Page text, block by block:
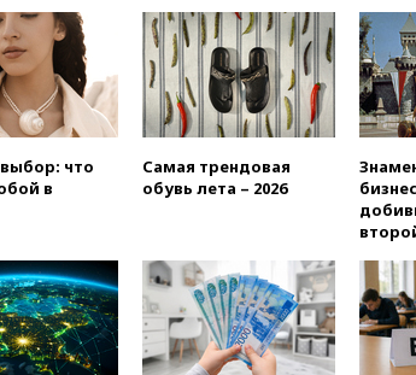
что
в
Самая трендовая
обувь лета – 2026